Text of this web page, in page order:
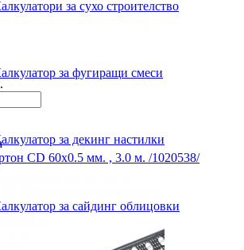
CD 60x0.5 мм. , 3.0 м. /1020538/
за сухо строителство
за фугиращи смеси
за декинг настилки
за сайдинг облицовки